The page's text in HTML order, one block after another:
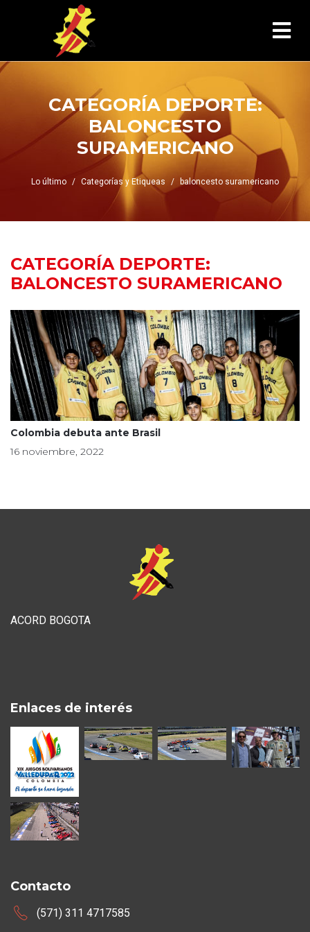
CATEGORÍA DEPORTE:
BALONCESTO
SURAMERICANO
Lo último Categorías y Etiqueas baloncesto suramericano
CATEGORÍA DEPORTE:
BALONCESTO SURAMERICANO
Colombia debuta ante Brasil
16 noviembre, 2022
ACORD BOGOTA
Enlaces de interés
Contacto
(571) 311 4717585